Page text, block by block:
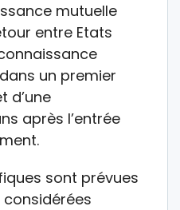
mutuelle
entre Etats
un premier
d’une
après l’entrée
sont prévues